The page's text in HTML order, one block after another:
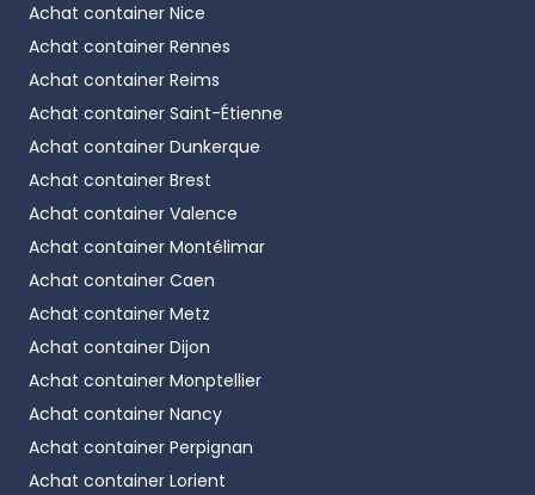
Achat container Nice
Achat container Rennes
Achat container Reims
Achat container Saint-Étienne
Achat container Dunkerque
Achat container Brest
Achat container Valence
Achat container Montélimar
Achat container Caen
Achat container Metz
Achat container Dijon
Achat container Monptellier
Achat container Nancy
Achat container Perpignan
Achat container Lorient